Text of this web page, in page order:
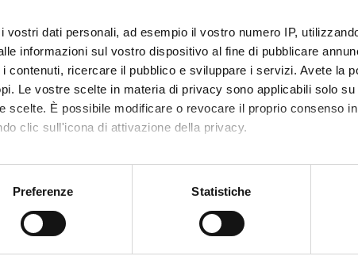
vostri dati personali, ad esempio il vostro numero IP,
informazioni sul vostro dispositivo al fine di pubblicare
contenuti, ricercare il pubblico e sviluppare i servizi. Avete la
Le vostre scelte in materia di privacy sono applicabili solo su
scelte. È possibile modificare o revocare il proprio consenso
clic sull'icona di attivazione della privacy.
posizione geografica, con un'approssimazione di qualche
Preferenze Statistiche
Computer Science Department Council
VERONA
Computer Science
Natural Sciences and Engineering